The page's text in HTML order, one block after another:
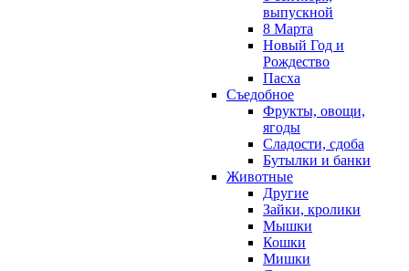
выпускной
8 Марта
Новый Год и
Рождество
Пасха
Съедобное
Фрукты, овощи,
ягоды
Сладости, сдоба
Бутылки и банки
Животные
Другие
Зайки, кролики
Мышки
Кошки
Мишки